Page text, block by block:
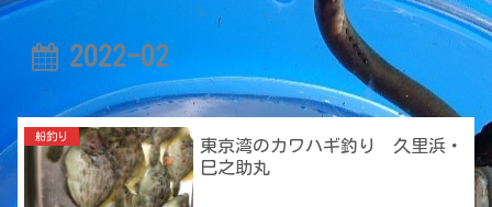
2022-02
船釣り
東京湾のカワハギ釣り 久里浜・
巳之助丸